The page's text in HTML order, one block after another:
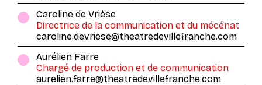
Caroline de Vrièse
Directrice de la communication et du mécénat
caroline.devriese@theatredevillefranche.com
Aurélien Farre
Chargé de production et de communication
aurelien.farre@theatredevillefranche.com